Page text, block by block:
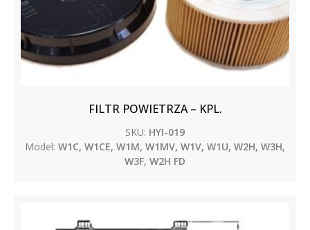
FILTR POWIETRZA – KPL.
SKU: HYI-019
Model: W1C, W1CE, W1M, W1MV, W1V, W1U, W2H, W3H,
W3F, W2H FD